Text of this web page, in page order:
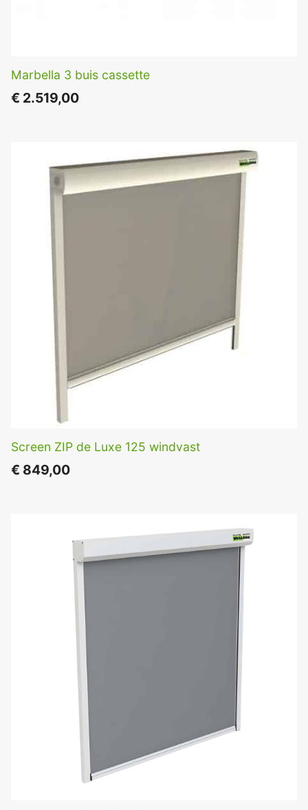
Marbella 3 buis cassette
€ 2.519,00
Screen ZIP de Luxe 125 windvast
€ 849,00